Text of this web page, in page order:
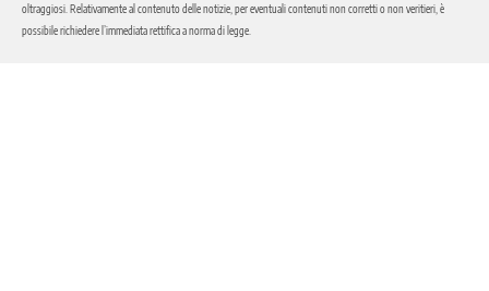
oltraggiosi. Relativamente al contenuto delle notizie, per eventuali contenuti non corretti o non veritieri, è
possibile richiedere l’immediata rettifica a norma di legge.